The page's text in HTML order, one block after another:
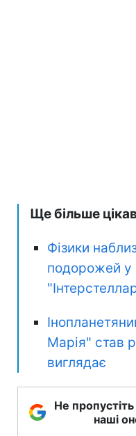
Ще більше
Фізики
подорожей у
Марія" став
виглядає
Не
наші